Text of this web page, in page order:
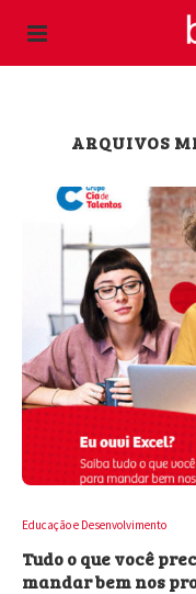
ARQUIVOS
Educação e Desenvolvimento
Tudo o que você
mandar bem nos